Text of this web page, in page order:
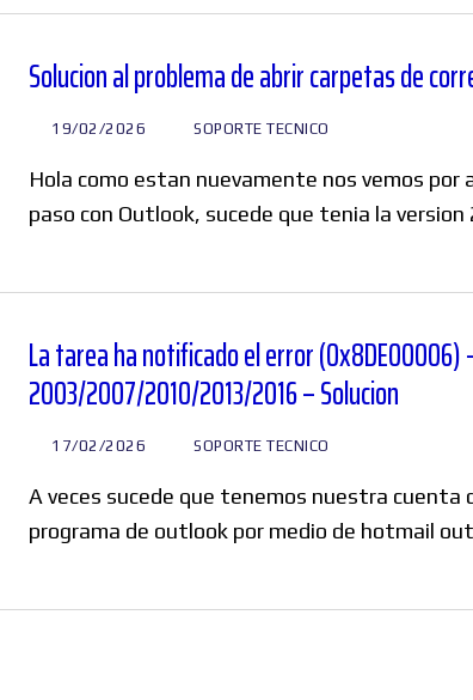
Solucion al problema de abrir carpetas de
19/02/2026 SOPORTE TECNICO
Hola como estan nuevamente nos vemos por
paso con Outlook, sucede que tenia la version
La tarea ha notificado el error (0x8DE00006)
2003/2007/2010/2013/2016 – Solucion
17/02/2026 SOPORTE TECNICO
A veces sucede que tenemos nuestra
programa de outlook por medio de hotmail